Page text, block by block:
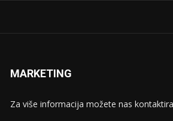
MARKETING
Za više informacija možete nas